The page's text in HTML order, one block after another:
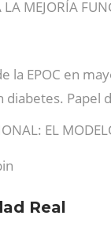
MEJORÍA
EPOC en
Papel
EL
Real